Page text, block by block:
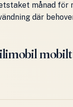
månad för
där